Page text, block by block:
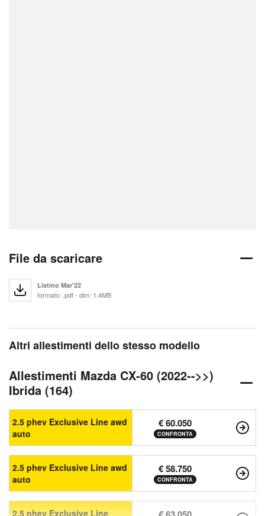
File da scaricare
Listino Mar'22
formato: .pdf - dim: 1.4MB
Altri allestimenti dello stesso modello
Allestimenti Mazda CX-60 (2022-->>)
Ibrida (164)
2.5 phev Exclusive Line awd
auto
€ 60.050
CONFRONTA
2.5 phev Exclusive Line awd
auto
€ 58.750
CONFRONTA
2.5 phev Exclusive Line